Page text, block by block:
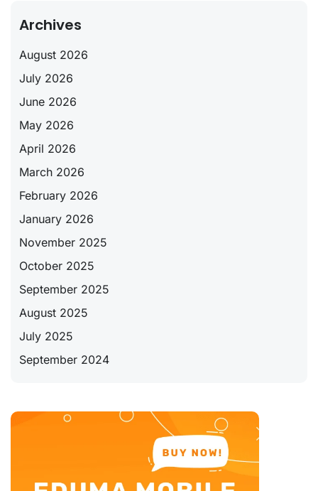
Archives
August 2026
July 2026
June 2026
May 2026
April 2026
March 2026
February 2026
January 2026
November 2025
October 2025
September 2025
August 2025
July 2025
September 2024